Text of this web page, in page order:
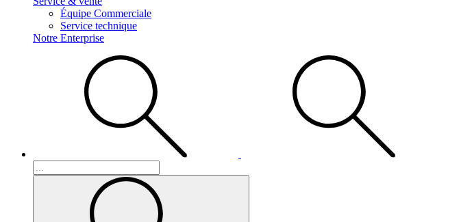
Équipe Commerciale
Service technique
Notre Enterprise